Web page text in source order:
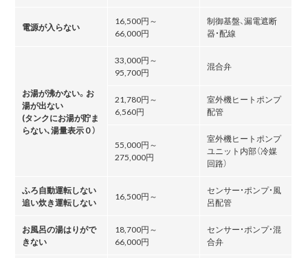
電源が入らない
16,500円～
66,000円
制御基盤、漏電遮断
器・配線
お湯が沸かない。お
湯が出ない
(タンクにお湯が貯ま
らない､湯量表示０）
33,000円～
95,700円
混合弁
21,780円～
6,560円
室外機ヒートポンプ
配管
55,000円～
275,000円
室外機ヒートポンプ
ユニット内部（冷媒
回路）
ふろ自動運転しない
追い炊き運転しない
16,500円～
センサー・ポンプ・風
呂配管
お風呂の湯はりがで
きない
18,700円～
66,000円
センサー・ポンプ・混
合弁